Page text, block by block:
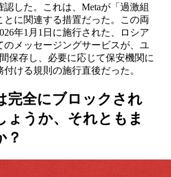
認した。これは、Metaが「過激組
とに関連する措置だった。この両
年1月1日に施行された、ロシア
のメッセージングサービスが、ユ
保存し、必要に応じて保安機関に
ける規則の施行直後だった。
完全にブロックされ
ょうか、それともま
？